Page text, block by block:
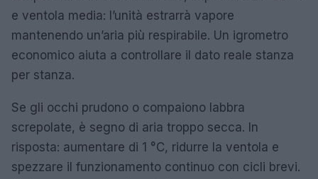
e ventola media: l’unità estrarrà vapore
mantenendo un’aria più respirabile. Un igrometro
economico aiuta a controllare il dato reale stanza
per stanza.
Se gli occhi prudono o compaiono labbra
screpolate, è segno di aria troppo secca. In
risposta: aumentare di 1 °C, ridurre la ventola e
spezzare il funzionamento continuo con cicli brevi.